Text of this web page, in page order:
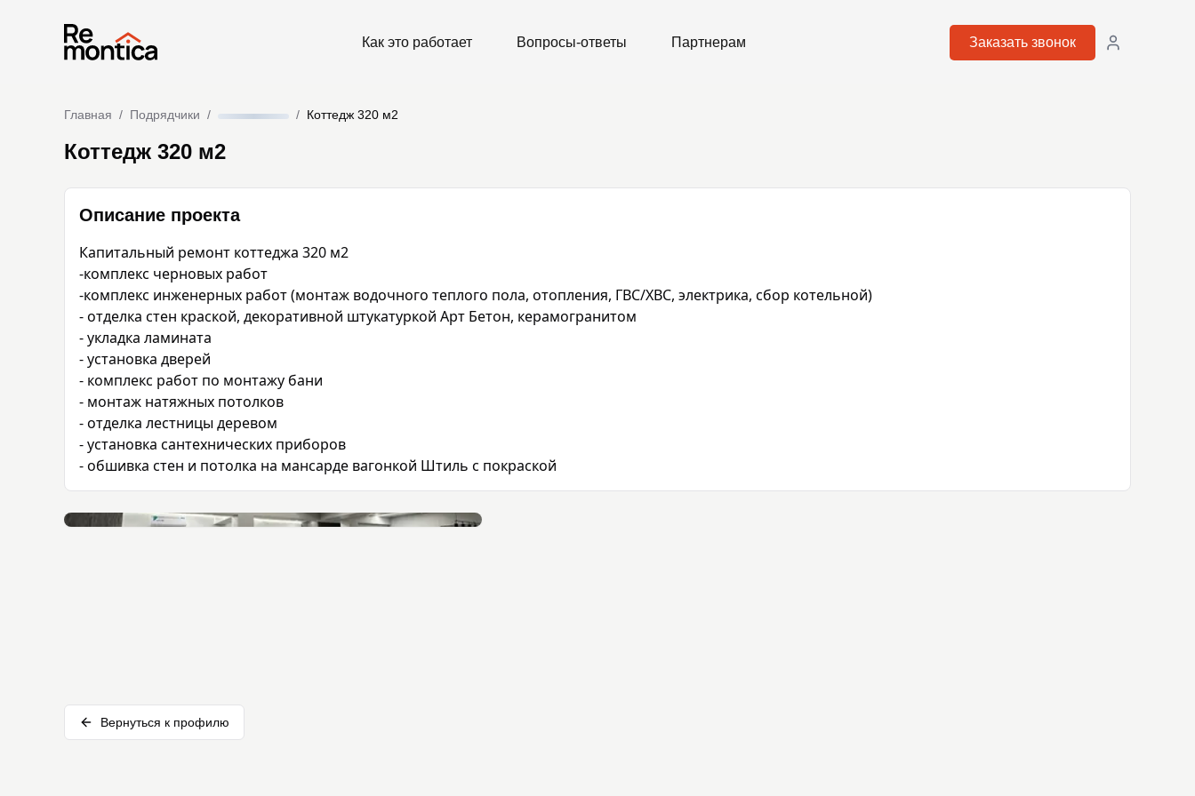
Как это работает Вопросы-ответы Партнерам Заказать звонок
Главная / Подрядчики / / Коттедж 320 м2
Коттедж 320 м2
Описание проекта
Капитальный ремонт коттеджа 320 м2
-комплекс черновых работ
-комплекс инженерных работ (монтаж водочного теплого пола, отопления, ГВС/ХВС, электрика, сбор котельной)
- отделка стен краской, декоративной штукатуркой Арт Бетон, керамогранитом
- укладка ламината
- установка дверей
- комплекс работ по монтажу бани
- монтаж натяжных потолков
- отделка лестницы деревом
- установка сантехнических приборов
- обшивка стен и потолка на мансарде вагонкой Штиль с покраской
Вернуться к профилю